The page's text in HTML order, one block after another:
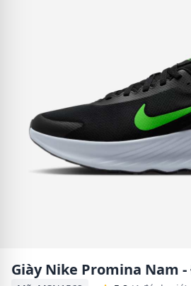
Giày Nike Promina Nam